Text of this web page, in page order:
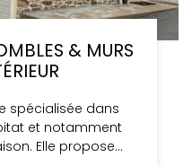
& MURS
spécialisée dans
et notamment
Elle propose…